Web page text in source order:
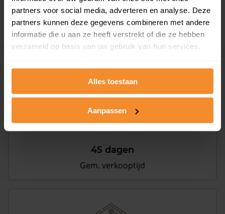
partners voor social media, adverteren en analyse. Deze
partners kunnen deze gegevens combineren met andere
informatie die u aan ze heeft verstrekt of die ze hebben
verzameld op basis van uw gebruik van hun services.
Alles toestaan
Aanpassen
Woningmarkt en woningwaarde
45 dagen
Gem. verkooptijd